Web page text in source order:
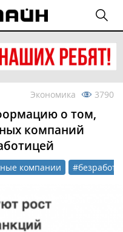
Экономика 3790
о том,
компаний
компании